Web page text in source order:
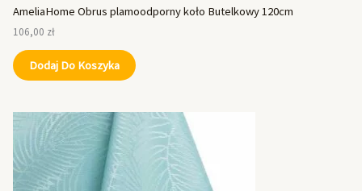
AmeliaHome Obrus plamoodporny koło Butelkowy 120cm
106,00 zł
Dodaj Do Koszyka